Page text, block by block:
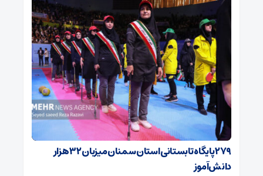
۲۷۹ پایگاه تابستانی استان سمنان میزبان ۳۲ هزار
دانش‌آموز